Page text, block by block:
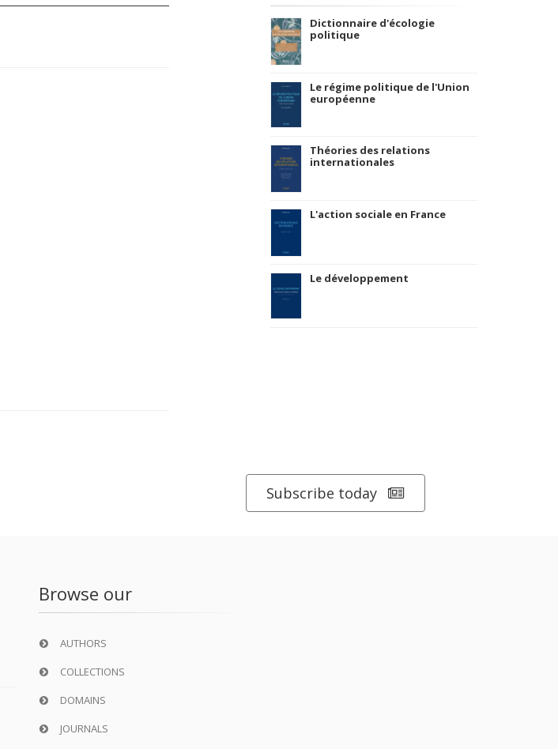
Dictionnaire d'écologie
politique
Le régime politique de l'Union
européenne
Théories des relations
internationales
L'action sociale en France
Le développement
Subscribe today
Browse our
AUTHORS
COLLECTIONS
DOMAINS
JOURNALS